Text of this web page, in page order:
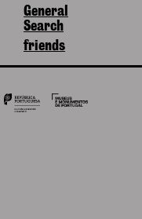
General
Search
friends